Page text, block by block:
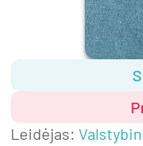
Leidėjas: